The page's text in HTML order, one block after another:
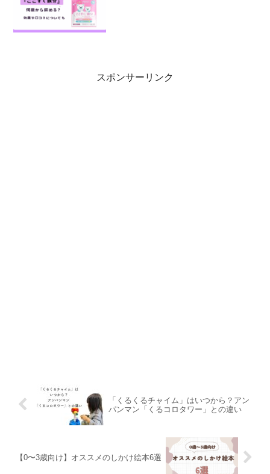
スポンサーリンク
「くるくるチャイム」はいつから？アン
パンマン「くるコロタワー」との違い
【0〜3歳向け】オススメのしかけ絵本6選